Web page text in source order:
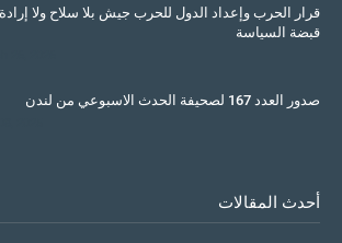
قرار الحرب وإعداد الدول للحرب جيش بلا سلاح ولا
قبضة السياسة
صدور العدد 167 لصحيفة الحدث الاسبوعي من لندن
أحدث المقالات